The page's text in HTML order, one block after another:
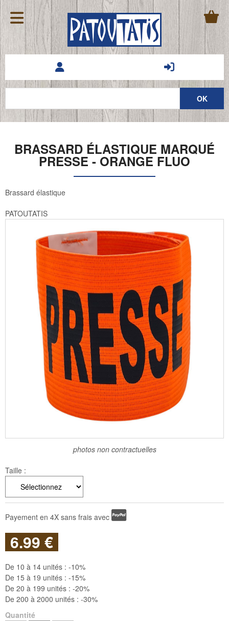
BRASSARD ÉLASTIQUE MARQUÉ
PRESSE - ORANGE FLUO
Brassard élastique
PATOUTATIS
photos non contractuelles
Taille :
Payement en 4X sans frais avec
6.99 €
De 10 à 14 unités : -10%
De 15 à 19 unités : -15%
De 20 à 199 unités : -20%
De 200 à 2000 unités : -30%
Quantité